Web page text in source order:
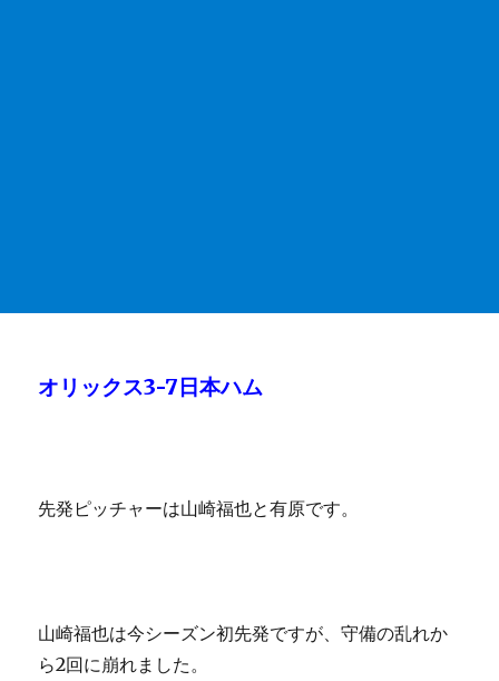
オリックス3-7日本ハム
先発ピッチャーは山崎福也と有原です。
山崎福也は今シーズン初先発ですが、守備の乱れか
ら2回に崩れました。